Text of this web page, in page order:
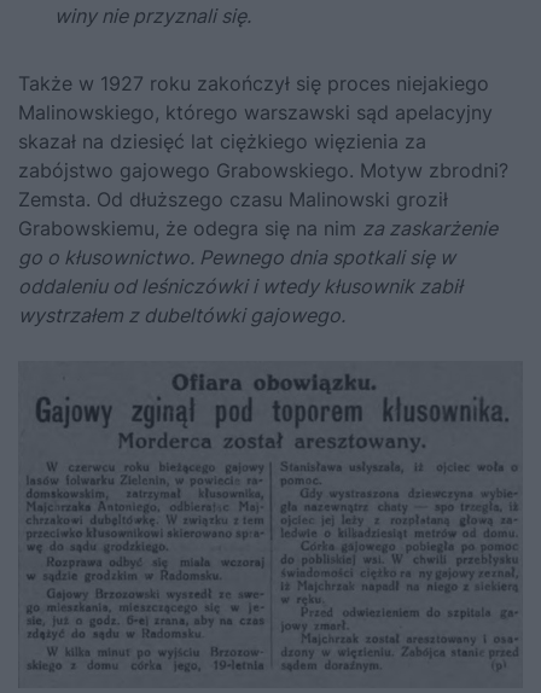
winy nie przyznali się.
Także w 1927 roku zakończył się proces niejakiego
Malinowskiego, którego warszawski sąd apelacyjny
skazał na dziesięć lat ciężkiego więzienia za
zabójstwo gajowego Grabowskiego. Motyw zbrodni?
Zemsta. Od dłuższego czasu Malinowski groził
Grabowskiemu, że odegra się na nim za zaskarżenie
go o kłusownictwo. Pewnego dnia spotkali się w
oddaleniu od leśniczówki i wtedy kłusownik zabił
wystrzałem z dubeltówki gajowego.